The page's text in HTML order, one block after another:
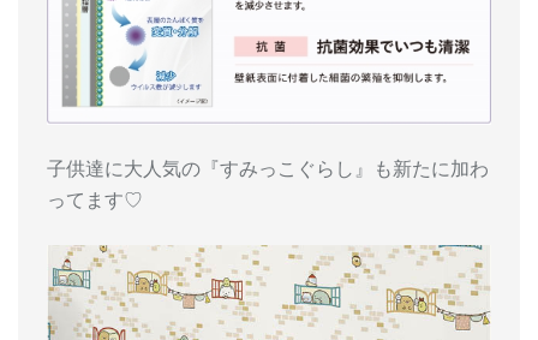
子供達に大人気の『すみっこぐらし』も新たに加わ
ってます♡